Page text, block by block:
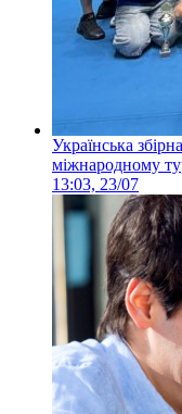
Українська
міжнародному
13:03, 23/07